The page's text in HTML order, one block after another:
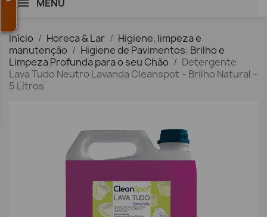
MENU
Início Horeca & Lar
Higiene, limpeza e
manutenção
Higiene de Pavimentos: Brilho e
Limpeza Profunda para o seu Chão
Detergente
Lava Tudo Neutro Lavanda Cleanspot – Brilho Natural –
5 Litros